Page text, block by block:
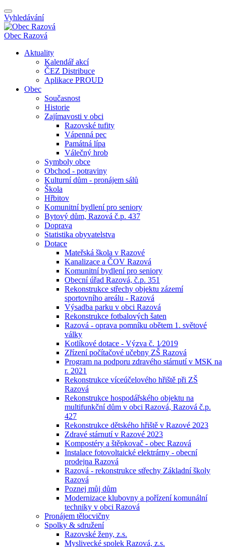
Vyhledávání
Obec Razová
Aktuality
Kalendář akcí
ČEZ Distribuce
Aplikace PROUD
Obec
Současnost
Historie
Zajímavosti v obci
Razovské tufity
Vápenná pec
Památná lípa
Válečný hrob
Symboly obce
Obchod - potraviny
Kulturní dům - pronájem sálů
Škola
Hřbitov
Komunitní bydlení pro seniory
Bytový dům, Razová č.p. 437
Doprava
Statistika obyvatelstva
Dotace
Mateřská škola v Razové
Kanalizace a ČOV Razová
Komunitní bydlení pro seniory
Obecní úřad Razová, č.p. 351
Rekonstrukce střechy objektu zázemí
sportovního areálu - Razová
Výsadba parku v obci Razová
Rekonstrukce fotbalových šaten
Razová - oprava pomníku obětem 1. světové
války
Kotlíkové dotace - Výzva č. 1⁄2019
Zřízení počítačové učebny ZŠ Razová
Program na podporu zdravého stárnutí v MSK na
r. 2021
Rekonstrukce víceúčelového hřiště při ZŠ
Razová
Rekonstrukce hospodářského objektu na
multifunkční dům v obci Razová, Razová č.p.
427
Rekonstrukce dětského hřiště v Razové 2023
Zdravé stárnutí v Razové 2023
Kompostéry a štěpkovač - obec Razová
Instalace fotovoltaické elektrárny - obecní
prodejna Razová
Razová - rekonstrukce střechy Základní školy
Razová
Poznej můj dům
Modernizace klubovny a pořízení komunální
techniky v obci Razová
Pronájem tělocvičny
Spolky & sdružení
Razovské ženy, z.s.
Myslivecké spolek Razová, z.s.